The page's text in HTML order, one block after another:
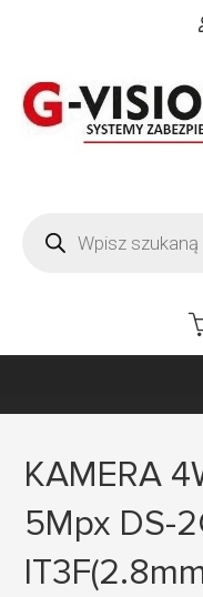
KAMERA
5Mpx DS-